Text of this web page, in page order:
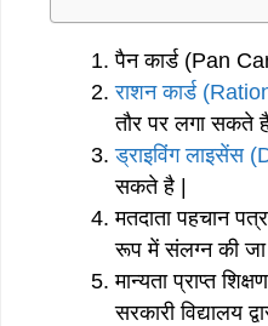
पैन कार्ड (Pan
राशन कार्ड
तौर पर लगा सकते
ड्राइविंग लाइसेंस
सकते है |
मतदाता पहचान
रूप में संलग्न की
मान्यता प्राप्त
सरकारी विद्यालय